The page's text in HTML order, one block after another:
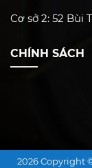
Cơ sở 2: 52 Bùi
CHÍNH SÁCH
2026 Copyright